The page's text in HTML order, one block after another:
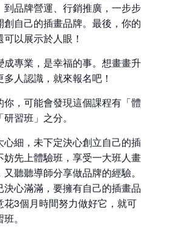
到品牌營運、行銷推廣，一步步
創自己的插畫品牌。最後，你的
以展示於人眼！
成專業，是幸福的事。想畫畫升
人認識，就來報名吧！
你，可能會發現這個課程有「體
習班」之分。
心細，未下定決心創立自己的插
妨先上體驗班，享受一大班人畫
聽聽導師分享做品牌的經驗。
決心滿滿，要擁有自己的插畫品
花3個月時間努力做好它，就可
。